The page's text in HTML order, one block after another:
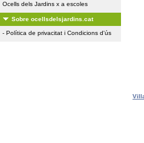
Ocells dels Jardins x a escoles
Sobre ocellsdelsjardins.cat
- Política de privacitat i Condicions d'ús